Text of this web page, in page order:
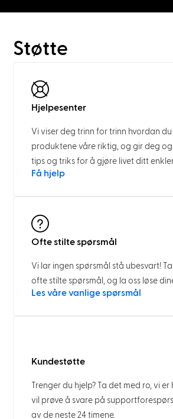
Støtte
Hjelpesenter
Vi viser deg trinn for trinn hvordan
produktene våre riktig, og gir deg
tips og triks for å gjøre livet ditt
Få hjelp
Ofte stilte spørsmål
Vi lar ingen spørsmål stå ubesvart!
ofte stilte spørsmål, og la oss løse
Les våre vanlige spørsmål
Kundestøtte
Trenger du hjelp? Ta det med ro, vi
vil prøve å svare på
av de neste 24 timene.